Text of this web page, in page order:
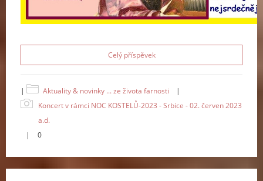
Celý příspěvek
| Aktuality & novinky ... ze života farnosti
|
Koncert v rámci NOC KOSTELŮ-2023 - Srbice - 02. červen 2023
a.d.
|
0